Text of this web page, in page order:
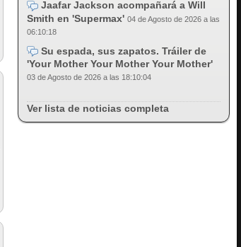
Jaafar Jackson acompañará a Will
Smith en 'Supermax' 04 de Agosto de 2026 a las
06:10:18
Su espada, sus zapatos. Tráiler de
'Your Mother Your Mother Your Mother'
03 de Agosto de 2026 a las 18:10:04
Ver lista de noticias completa